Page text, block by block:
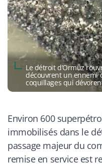
Le détroit d’Ormuz
découvrent un ennemi
coquillages qui
Environ 600
immobilisés dans le
passage majeur du
remise en service est